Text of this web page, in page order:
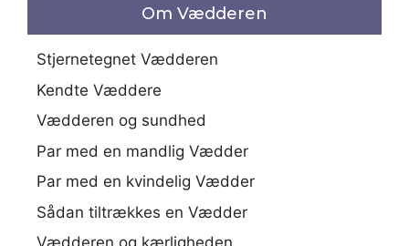
Om Vædderen
Stjernetegnet Vædderen
Kendte Væddere
Vædderen og sundhed
Par med en mandlig Vædder
Par med en kvindelig Vædder
Sådan tiltrækkes en Vædder